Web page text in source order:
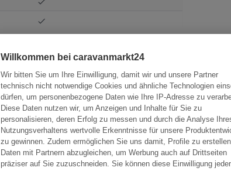
Willkommen bei caravanmarkt24
Wir bitten Sie um Ihre Einwilligung, damit wir und unsere Partner
technisch nicht notwendige Cookies und ähnliche Technologien
dürfen, um personenbezogene Daten wie Ihre IP-Adresse zu
Diese Daten nutzen wir, um Anzeigen und Inhalte für Sie zu
personalisieren, deren Erfolg zu messen und durch die Analyse
Nutzungsverhaltens wertvolle Erkenntnisse für unsere
zu gewinnen. Zudem ermöglichen Sie uns damit, Profile zu
Daten mit Partnern abzugleichen, um Werbung auch auf Drittseiten
präziser auf Sie zuzuschneiden. Sie können diese Einwilligung